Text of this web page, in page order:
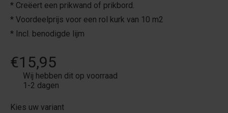
* Creëert een prikwand of prikbord.
* Voordeelprijs voor een rol kurk van 10 m2
* Incl. benodigde lijm
€15,95
Wij hebben dit op voorraad
1-2 dagen
Kies uw variant